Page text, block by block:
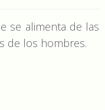
se alimenta de las
de los hombres.